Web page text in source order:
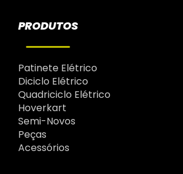
PRODUTOS
Patinete Elétrico
Diciclo Elétrico
Quadriciclo Elétrico
Hoverkart
Semi-Novos
Peças
Acessórios